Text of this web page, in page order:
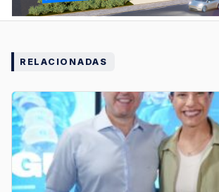
RELACIONADAS